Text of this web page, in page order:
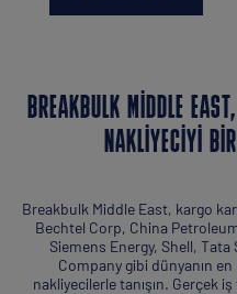
BREAKBULK MIDDLE
NAKLIYECIYI
Breakbulk Middle East, kargo
Bechtel Corp, China
Siemens Energy, Shell,
Company gibi dünyanın
nakliyecilerle tanışın. Gerçek